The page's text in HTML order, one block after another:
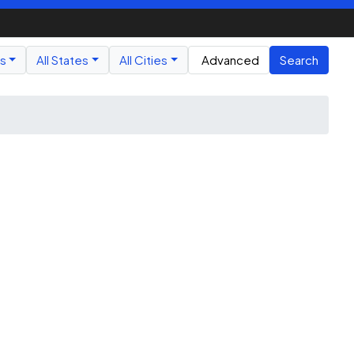
All States All Cities Advanced Search